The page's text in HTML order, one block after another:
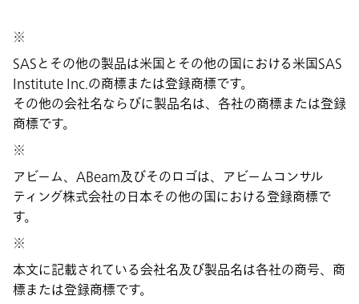
※
SASとその他の製品は米国とその他の国における米国SAS
Institute Inc.の商標または登録商標です。
その他の会社名ならびに製品名は、各社の商標または登録
商標です。
※
アビーム、ABeam及びそのロゴは、アビームコンサル
ティング株式会社の日本その他の国における登録商標で
す。
※
本文に記載されている会社名及び製品名は各社の商号、商
標または登録商標です。